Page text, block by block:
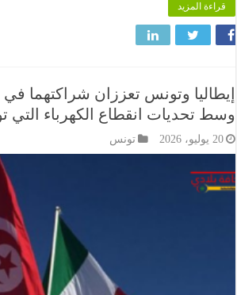
المزيد
وتونس تعززان شراكتهما في
انقطاع الكهرباء التي
تونس